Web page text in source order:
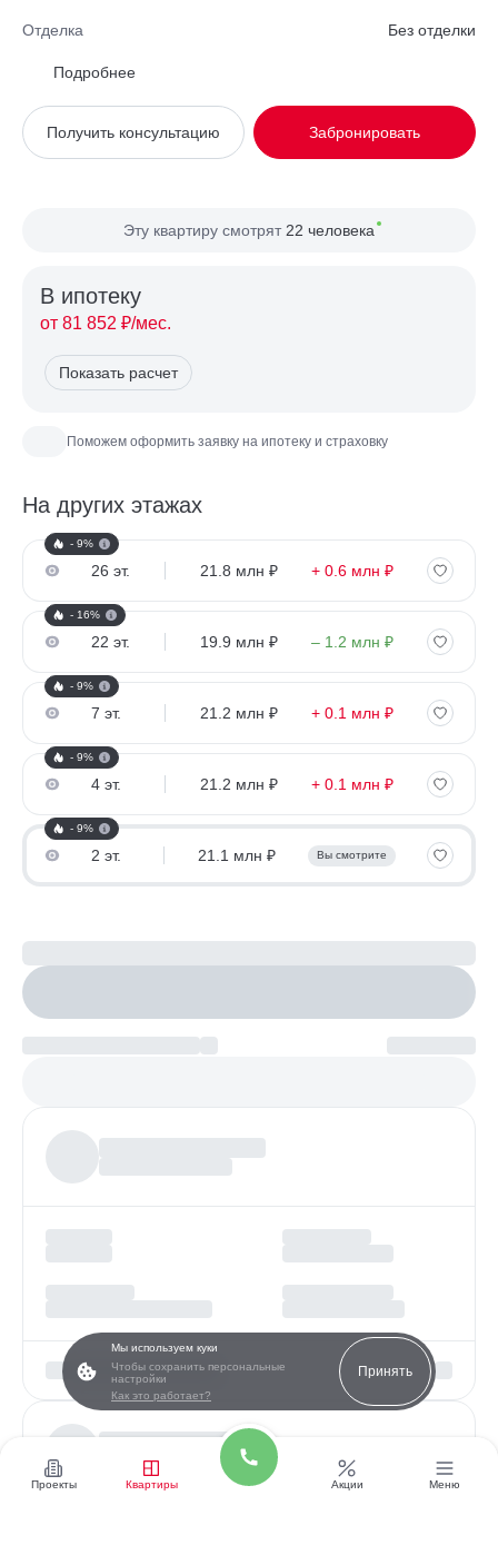
Проекты Квартиры Акции Меню
Отделка Без отделки
Район
Вид из окна На улицу
Планировка Угловая
Подробнее
Забронировать
Получить консультацию
Эту квартиру смотрят 22 человека
В ипотекy
от 81 852 ₽/мес.
Показать расчет
Поможем оформить заявку на ипотеку и страховку
На других этажах
- 9%
26 эт. 21.8 млн ₽ + 0.6 млн ₽
- 16%
22 эт. 19.9 млн ₽ – 1.2 млн ₽
- 9%
7 эт. 21.2 млн ₽ + 0.1 млн ₽
- 9%
4 эт. 21.2 млн ₽ + 0.1 млн ₽
- 9%
2 эт. 21.1 млн ₽ Вы смотрите
Мы используем куки
Чтобы сохранить персональные
настройки
Как это работает?
Принять